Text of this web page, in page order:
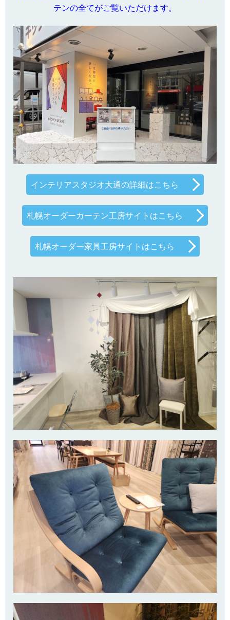
テンの全てがご覧いただけます。
インテリアスタジオ大通の詳細はこちら
札幌オーダーカーテン工房サイトはこちら
札幌オーダー家具工房サイトはこちら